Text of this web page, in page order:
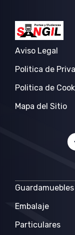
Aviso Legal
Politica de
Politica de
Mapa del Sitio
Guardamuebles
Embalaje
Particulares